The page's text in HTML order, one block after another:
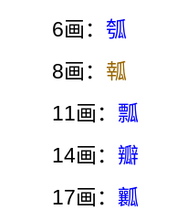
6画：瓠
8画： 瓡
11画： 瓢
14画： 瓣
17画：瓤